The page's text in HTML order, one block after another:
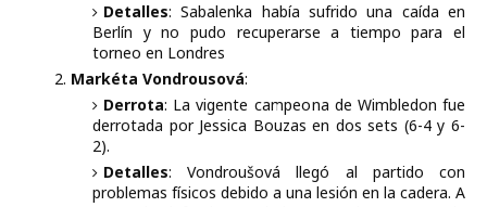
Detalles: Sabalenka había sufrido una caída en
Berlín y no pudo recuperarse a tiempo para el
torneo en Londres
Markéta Vondrousová:
Derrota: La vigente campeona de Wimbledon fue
derrotada por Jessica Bouzas en dos sets (6-4 y 6-
2).
Detalles: Vondroušová llegó al partido con
problemas físicos debido a una lesión en la cadera. A